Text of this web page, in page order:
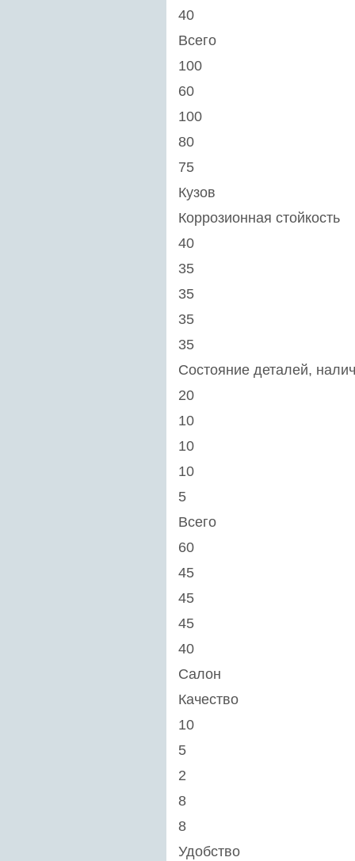
40
Всего
100
60
100
80
75
Кузов
Коррозионная стойкость
40
35
35
35
35
Состояние деталей,
20
10
10
10
5
Всего
60
45
45
45
40
Салон
Качество
10
5
2
8
8
Удобство